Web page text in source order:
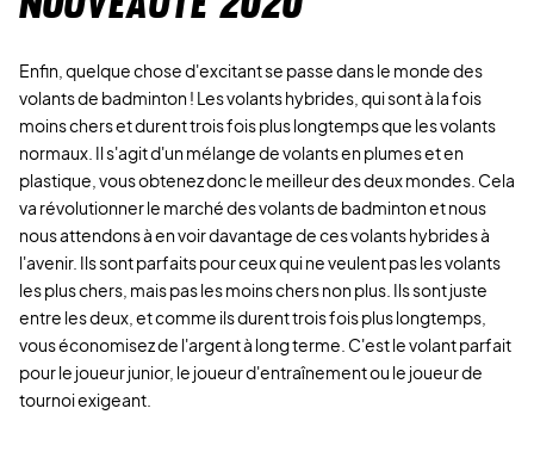
Enfin, quelque chose d'excitant se passe dans le monde des
volants de badminton ! Les volants hybrides, qui sont à la fois
moins chers et durent trois fois plus longtemps que les volants
normaux. Il s'agit d'un mélange de volants en plumes et en
plastique, vous obtenez donc le meilleur des deux mondes. Cela
va révolutionner le marché des volants de badminton et nous
nous attendons à en voir davantage de ces volants hybrides à
l'avenir. Ils sont parfaits pour ceux qui ne veulent pas les volants
les plus chers, mais pas les moins chers non plus. Ils sont juste
entre les deux, et comme ils durent trois fois plus longtemps,
vous économisez de l'argent à long terme. C'est le volant parfait
pour le joueur junior, le joueur d'entraînement ou le joueur de
tournoi exigeant.